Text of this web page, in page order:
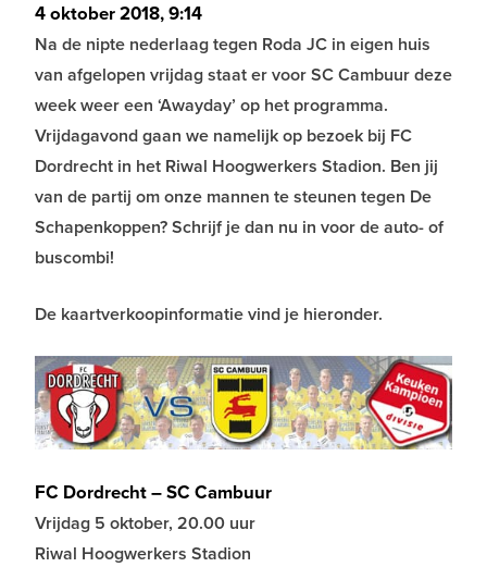
4 oktober 2018, 9:14
Na de nipte nederlaag tegen Roda JC in eigen huis
van afgelopen vrijdag staat er voor SC Cambuur deze
week weer een ‘Awayday’ op het programma.
Vrijdagavond gaan we namelijk op bezoek bij FC
Dordrecht in het Riwal Hoogwerkers Stadion. Ben jij
van de partij om onze mannen te steunen tegen De
Schapenkoppen? Schrijf je dan nu in voor de auto- of
buscombi!
De kaartverkoopinformatie vind je hieronder.
FC Dordrecht – SC Cambuur
Vrijdag 5 oktober, 20.00 uur
Riwal Hoogwerkers Stadion